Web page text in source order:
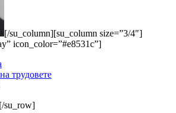
[/su_column][su_column size=”3/4″]
icon_color=”#e8531c”]
трудовете
su_row]